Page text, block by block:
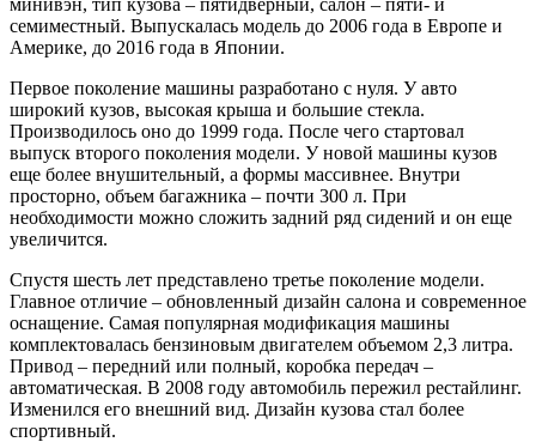
семиместный. Выпускалась модель до 2006 года в Европе и
Америке, до 2016 года в Японии.
Первое поколение машины разработано с нуля. У авто
широкий кузов, высокая крыша и большие стекла.
Производилось оно до 1999 года. После чего стартовал
выпуск второго поколения модели. У новой машины кузов
еще более внушительный, а формы массивнее. Внутри
просторно, объем багажника – почти 300 л. При
необходимости можно сложить задний ряд сидений и он еще
увеличится.
Спустя шесть лет представлено третье поколение модели.
Главное отличие – обновленный дизайн салона и современное
оснащение. Самая популярная модификация машины
комплектовалась бензиновым двигателем объемом 2,3 литра.
Привод – передний или полный, коробка передач –
автоматическая. В 2008 году автомобиль пережил рестайлинг.
Изменился его внешний вид. Дизайн кузова стал более
спортивный.